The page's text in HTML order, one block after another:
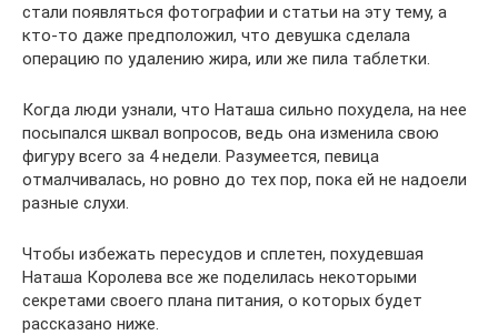
стали появляться фотографии и статьи на эту тему, а
кто-то даже предположил, что девушка сделала
операцию по удалению жира, или же пила таблетки.
Когда люди узнали, что Наташа сильно похудела, на нее
посыпался шквал вопросов, ведь она изменила свою
фигуру всего за 4 недели. Разумеется, певица
отмалчивалась, но ровно до тех пор, пока ей не надоели
разные слухи.
Чтобы избежать пересудов и сплетен, похудевшая
Наташа Королева все же поделилась некоторыми
секретами своего плана питания, о которых будет
рассказано ниже.